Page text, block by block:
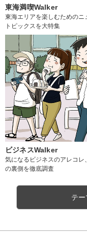
東海満喫Walker
東海エリアを楽しむためのニ
トピックスを大特集
ビジネスWalker
気になるビジネスのアレコレ
の裏側を徹底調査
テ